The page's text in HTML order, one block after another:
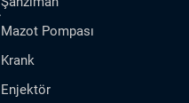
Mazot Pompası
Krank
Enjektör